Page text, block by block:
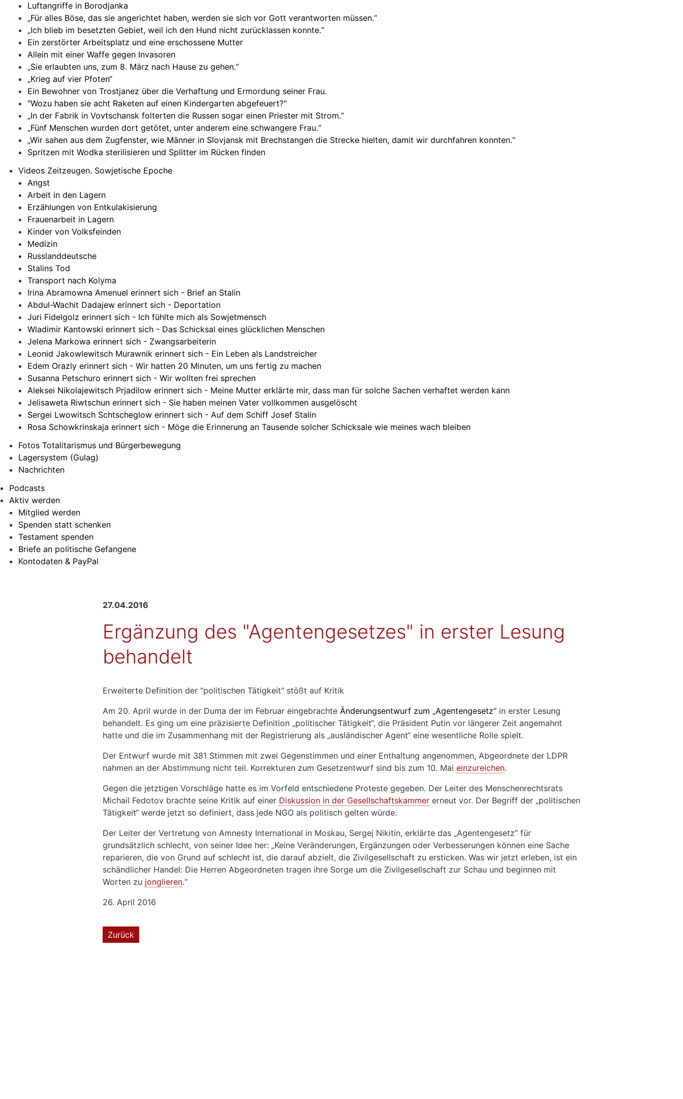
Luftangriffe in Borodjanka
„Für alles Böse, das sie angerichtet haben, werden sie sich vor Gott verantworten müssen.“
„Ich blieb im besetzten Gebiet, weil ich den Hund nicht zurücklassen konnte.“
Ein zerstörter Arbeitsplatz und eine erschossene Mutter
Allein mit einer Waffe gegen Invasoren
„Sie erlaubten uns, zum 8. März nach Hause zu gehen.“
„Krieg auf vier Pfoten“
Ein Bewohner von Trostjanez über die Verhaftung und Ermordung seiner Frau.
"Wozu haben sie acht Raketen auf einen Kindergarten abgefeuert?"
„In der Fabrik in Vovtschansk folterten die Russen sogar einen Priester mit Strom.“
„Fünf Menschen wurden dort getötet, unter anderem eine schwangere Frau.“
„Wir sahen aus dem Zugfenster, wie Männer in Slovjansk mit Brechstangen die Strecke hielten, damit wir durchfahren konnten.“
Spritzen mit Wodka sterilisieren und Splitter im Rücken finden
Videos Zeitzeugen. Sowjetische Epoche
Angst
Arbeit in den Lagern
Erzählungen von Entkulakisierung
Frauenarbeit in Lagern
Kinder von Volksfeinden
Medizin
Russlanddeutsche
Stalins Tod
Transport nach Kolyma
Irina Abramowna Amenuel erinnert sich - Brief an Stalin
Abdul-Wachit Dadajew erinnert sich - Deportation
Juri Fidelgolz erinnert sich - Ich fühlte mich als Sowjetmensch
Wladimir Kantowski erinnert sich - Das Schicksal eines glücklichen Menschen
Jelena Markowa erinnert sich - Zwangsarbeiterin
Leonid Jakowlewitsch Murawnik erinnert sich - Ein Leben als Landstreicher
Edem Orazly erinnert sich - Wir hatten 20 Minuten, um uns fertig zu machen
Susanna Petschuro erinnert sich - Wir wollten frei sprechen
Aleksei Nikolajewitsch Prjadilow erinnert sich - Meine Mutter erklärte mir, dass man für solche Sachen verhaftet werden kann
Jelisaweta Riwtschun erinnert sich - Sie haben meinen Vater vollkommen ausgelöscht
Sergei Lwowitsch Schtscheglow erinnert sich - Auf dem Schiff Josef Stalin
Rosa Schowkrinskaja erinnert sich - Möge die Erinnerung an Tausende solcher Schicksale wie meines wach bleiben
Fotos Totalitarismus und Bürgerbewegung
Lagersystem (Gulag)
Nachrichten
Podcasts
Aktiv werden
Mitglied werden
Spenden statt schenken
Testament spenden
Briefe an politische Gefangene
Kontodaten & PayPal
27.04.2016
Ergänzung des "Agentengesetzes" in erster Lesung
behandelt
Erweiterte Definition der "politischen Tätigkeit" stößt auf Kritik
Am 20. April wurde in der Duma der im Februar eingebrachte Änderungsentwurf zum „Agentengesetz“ in erster Lesung
behandelt. Es ging um eine präzisierte Definition „politischer Tätigkeit“, die Präsident Putin vor längerer Zeit angemahnt
hatte und die im Zusammenhang mit der Registrierung als „ausländischer Agent“ eine wesentliche Rolle spielt.
Der Entwurf wurde mit 381 Stimmen mit zwei Gegenstimmen und einer Enthaltung angenommen, Abgeordnete der LDPR
nahmen an der Abstimmung nicht teil. Korrekturen zum Gesetzentwurf sind bis zum 10. Mai einzureichen.
Gegen die jetztigen Vorschläge hatte es im Vorfeld entschiedene Proteste gegeben. Der Leiter des Menschenrechtsrats
Michail Fedotov brachte seine Kritik auf einer Diskussion in der Gesellschaftskammer erneut vor. Der Begriff der „politischen
Tätigkeit“ werde jetzt so definiert, dass jede NGO als politisch gelten würde.
Der Leiter der Vertretung von Amnesty International in Moskau, Sergej Nikitin, erklärte das „Agentengesetz“ für
grundsätzlich schlecht, von seiner Idee her: „Keine Veränderungen, Ergänzungen oder Verbesserungen können eine Sache
reparieren, die von Grund auf schlecht ist, die darauf abzielt, die Zivilgesellschaft zu ersticken. Was wir jetzt erleben, ist ein
schändlicher Handel: Die Herren Abgeordneten tragen ihre Sorge um die Zivilgesellschaft zur Schau und beginnen mit
Worten zu jonglieren.“
26. April 2016
Zurück